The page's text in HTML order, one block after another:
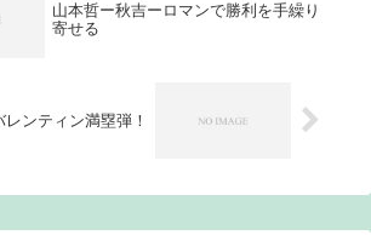
山本哲ー秋吉ーロマンで勝利を手繰り
寄せる
ンティン満塁弾！